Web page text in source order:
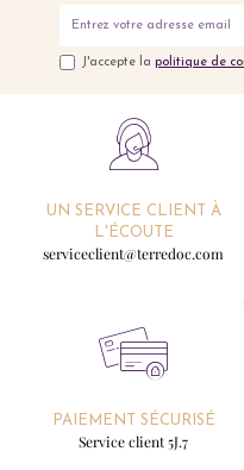
J'accepte la politique de
UN SERVICE CLIENT À
L'ÉCOUTE
serviceclient@terredoc.com
PAIEMENT SÉCURISÉ
Service client 5J.7